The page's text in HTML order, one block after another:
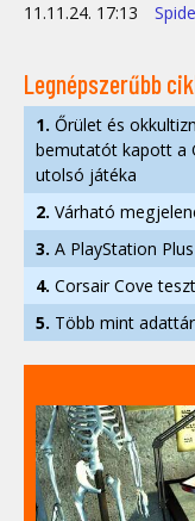
11.11.24. 17:13
Legnépszerűbb
1. Őrület és
bemutatót kapott a
utolsó játéka
2. Várható
3. A PlayStation
4. Corsair Cove
5. Több mint